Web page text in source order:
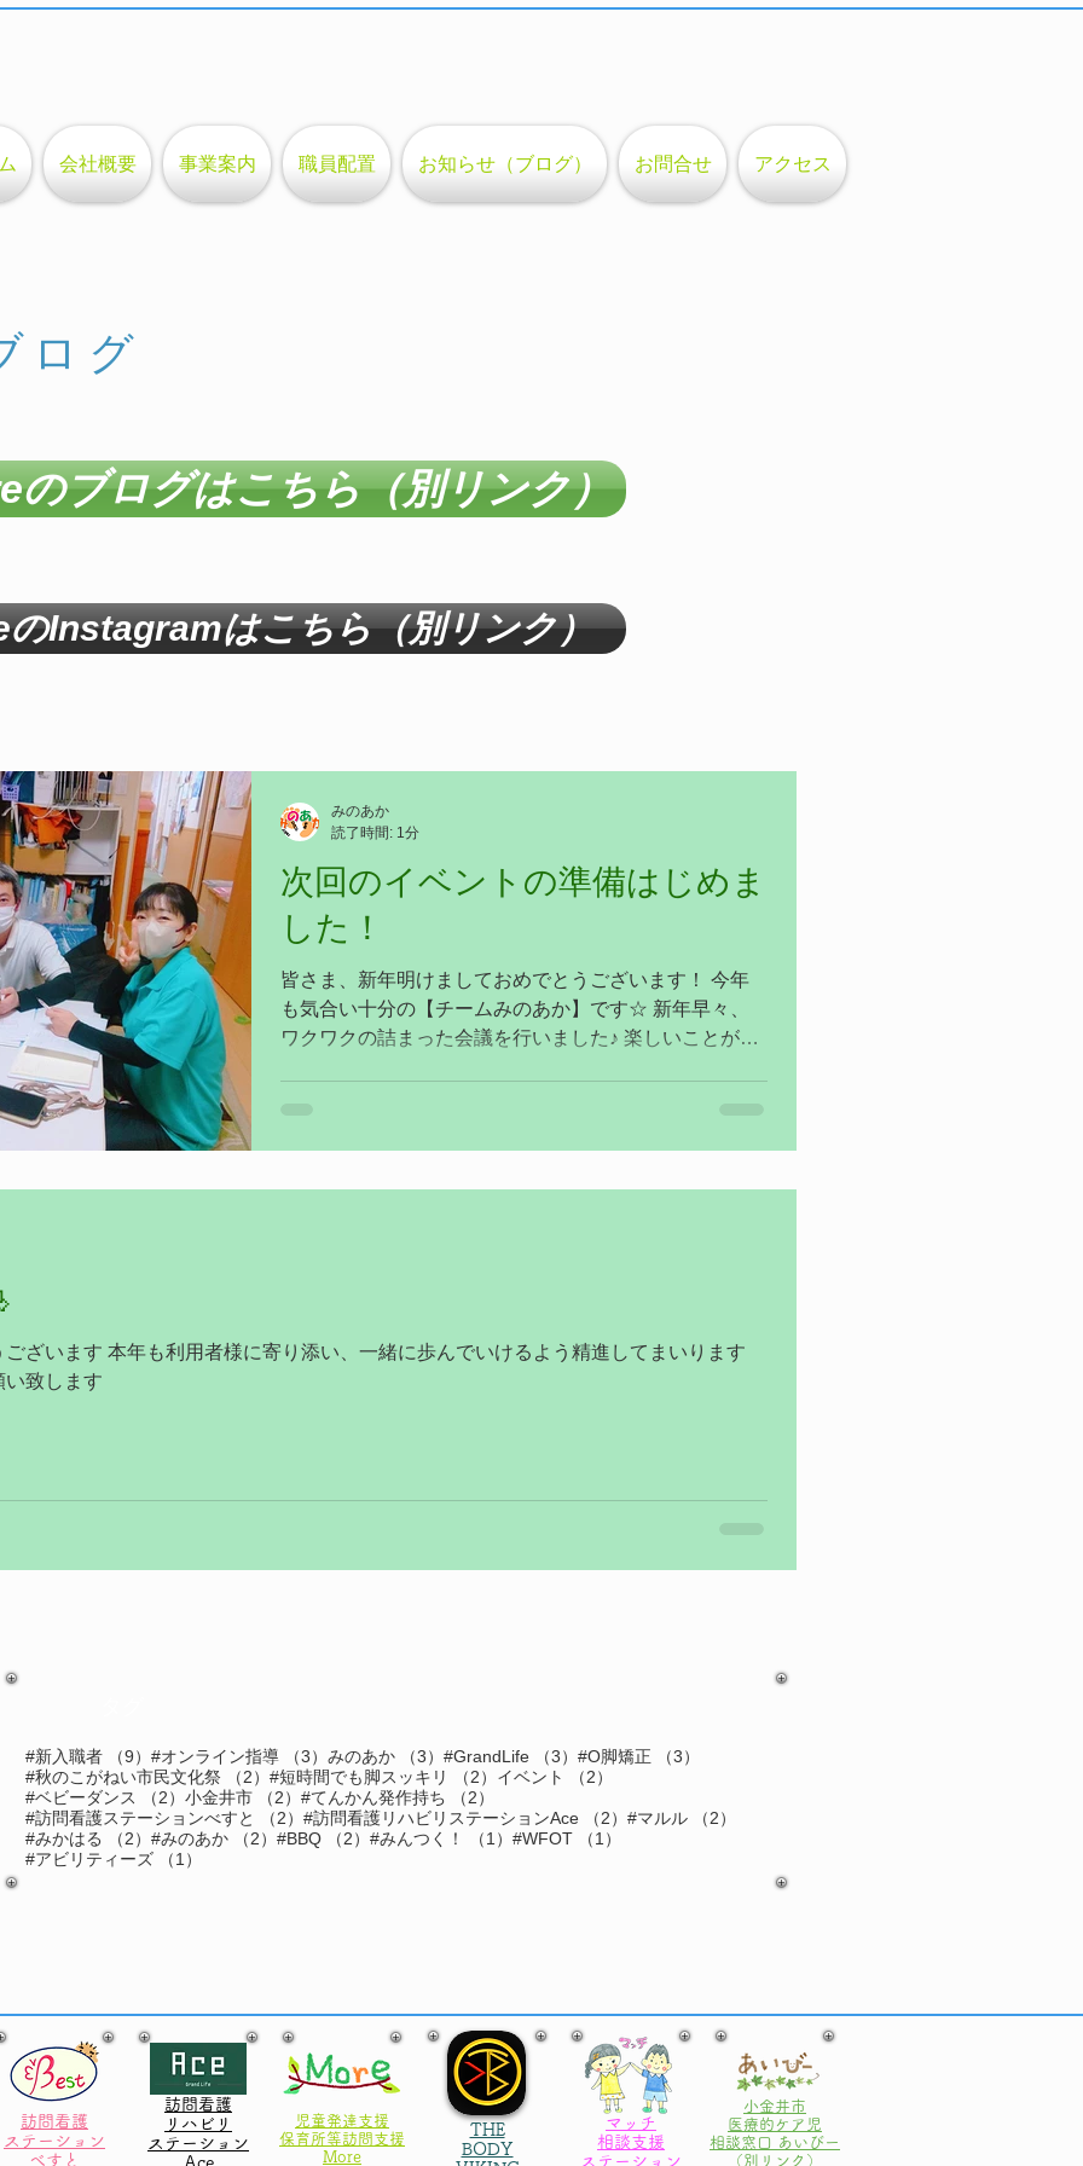
会社概要 事業案内 職員配置 お知らせ（ブログ） お問合せ アクセス
ログ
のブログはこちら（別リンク）
Instagramはこちら（別リンク）
次回のイベントの準備はじめま
した！
皆さま、新年明けましておめでとうございます！ 今年
も気合い十分の【チームみのあか】です☆ 新年早々、
ワクワクの詰まった会議を行いました♪ 楽しいことが好
みのあか
読了時間: 1分
ざいます 本年も利用者様に寄り添い、一緒に歩んでいけるよう精進してまいります
致します
#新入職者 （9） 9件の記事
#オンライン指導 （3） 3件の記事
みのあか （3） 3件の記事
#GrandLife （3） 3件の記事
#O脚矯正 （3）
#秋のこがねい市民文化祭
（2） 2件の記事
#短時間でも脚スッキリ （2） 2件の記事
イベント （2）
#ベビーダンス
（2） 2件の記事
小金井市 （2） 2件の記事
#てんかん発作持ち （2）
#訪問看護ステーションべすと
（2） 2件の記事
#訪問看護リハビリステーションAce （2） 2件の記事
#マルル （2）
#みかはる
（2） 2件の記事
#みのあか （2） 2件の記事
#BBQ （2） 2件の記事
#みんつく！ （1） 1件の記事
#WFOT （1）
#アビリティーズ
（1）
訪問看護
ステーション
べすと
訪問看護
リハビリ
ステーション
​Ace
児童発達支援
​保育所等訪問支援
More
THE
BODY
マッチ
相談支援
ステーション
小金井市
医療的ケア児
相談窓口 あいびー
​（別リンク）